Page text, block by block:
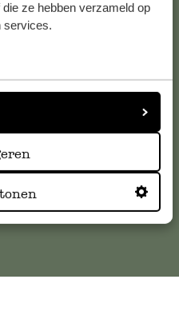
ze hebben verzameld op
services.
antwoord op de